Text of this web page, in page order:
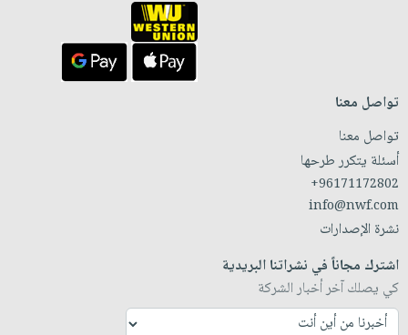
تواصل معنا
تواصل معنا
أسئلة يتكرر طرحها
+96171172802
info@nwf.com
نشرة الإصدارات
اشترك مجاناً في نشراتنا البريدية
كي يصلك آخر أخبار الشركة